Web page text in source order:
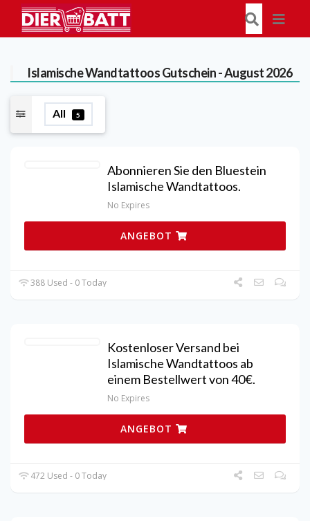
Islamische WandtattoosGutschein - August 2026
All 5
Abonnieren Sie den Bluestein
Islamische Wandtattoos.
No Expires
ANGEBOT
388 Used - 0 Today
Kostenloser Versand bei
Islamische Wandtattoos ab
einem Bestellwert von 40€.
No Expires
ANGEBOT
472 Used - 0 Today